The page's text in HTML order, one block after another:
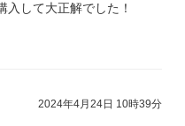
して大正解でした！
2024年4月24日 10時39分